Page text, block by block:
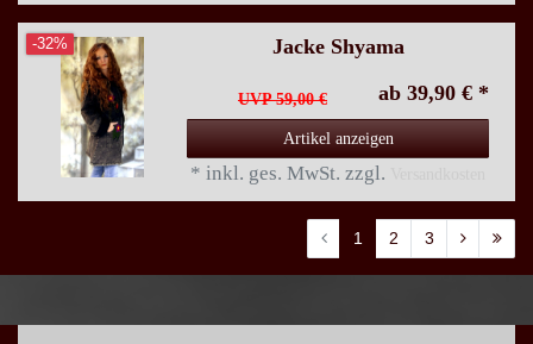
-32% Jacke Shyama
UVP 59,00 € ab 39,90 € *
Artikel anzeigen
* inkl. ges. MwSt. zzgl.
1 2 3